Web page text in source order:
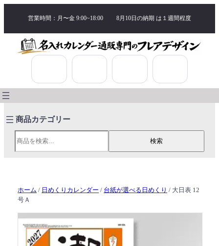
営業時間：月〜金 9:00~18:00 8月10日の納期 は １週間程度
検索
検索
ホーム / 日めくりカレンダー / 台紙が選べる日めくり / 大日表 12
号Ａ